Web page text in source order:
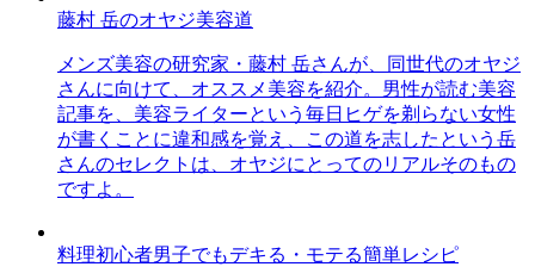
藤村 岳のオヤジ美容道
メンズ美容の研究家・藤村 岳さんが、同世代のオヤジ
さんに向けて、オススメ美容を紹介。男性が読む美容
記事を、美容ライターという毎日ヒゲを剃らない女性
が書くことに違和感を覚え、この道を志したという岳
さんのセレクトは、オヤジにとってのリアルそのもの
ですよ。
料理初心者男子でもデキる・モテる簡単レシピ